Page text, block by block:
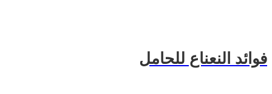
فوائد النعناع للحامل